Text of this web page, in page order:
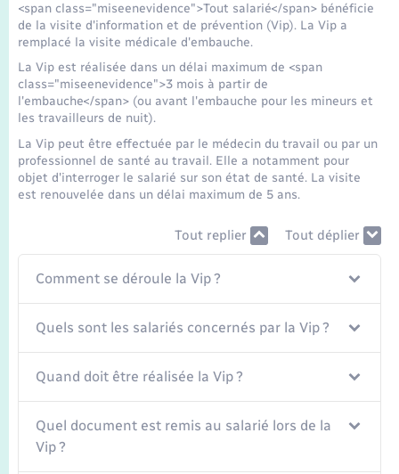
Numérique
Organisation d’événement
Sécurité - Prévention
Seniors
Voirie et espace public
La Communauté de communes
<span class="miseenevidence">Tout salarié</span> bénéficie
de la visite d'information et de prévention (Vip). La Vip a
remplacé la visite médicale d'embauche.
La Vip est réalisée dans un délai maximum de <span
class="miseenevidence">3 mois à partir de
l'embauche</span> (ou avant l'embauche pour les mineurs et
les travailleurs de nuit).
La Vip peut être effectuée par le médecin du travail ou par un
professionnel de santé au travail. Elle a notamment pour
objet d'interroger le salarié sur son état de santé. La visite
est renouvelée dans un délai maximum de 5 ans.
Tout replier Tout déplier
Comment se déroule la Vip ?
Quels sont les salariés concernés par la Vip ?
Quand doit être réalisée la Vip ?
Quel document est remis au salarié lors de la
Vip ?